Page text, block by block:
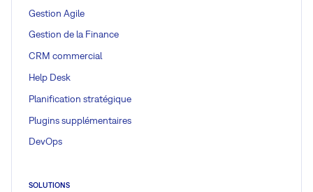
Gestion Agile
Gestion de la Finance
CRM commercial
Help Desk
Planification stratégique
Plugins supplémentaires
DevOps
SOLUTIONS